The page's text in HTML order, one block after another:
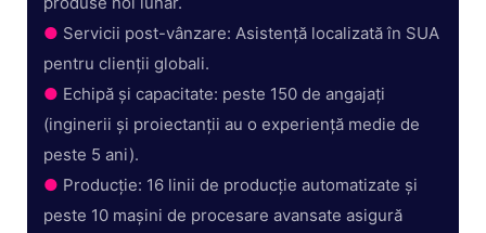
● Servicii post-vânzare: Asistență localizată în SUA
pentru clienții globali.
● Echipă și capacitate: peste 150 de angajați
(inginerii și proiectanții au o experiență medie de
peste 5 ani).
● Producție: 16 linii de producție automatizate și
peste 10 mașini de procesare avansate asigură